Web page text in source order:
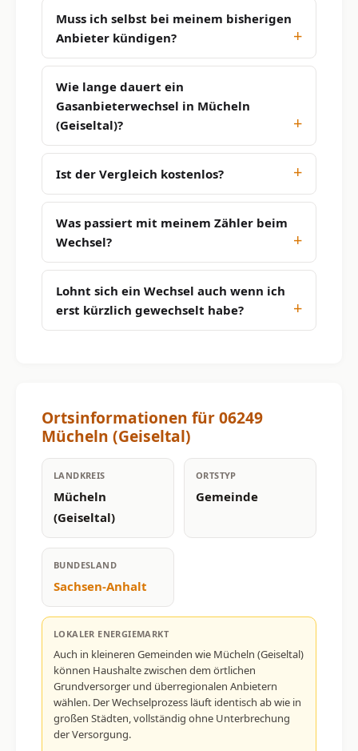
Muss ich selbst bei meinem bisherigen
Anbieter kündigen?
Wie lange dauert ein
Gasanbieterwechsel in Mücheln
(Geiseltal)?
Ist der Vergleich kostenlos?
Was passiert mit meinem Zähler beim
Wechsel?
Lohnt sich ein Wechsel auch wenn ich
erst kürzlich gewechselt habe?
Ortsinformationen für 06249
Mücheln (Geiseltal)
LANDKREIS
Mücheln
(Geiseltal)
ORTSTYP
Gemeinde
BUNDESLAND
Sachsen-Anhalt
LOKALER ENERGIEMARKT
Auch in kleineren Gemeinden wie Mücheln (Geiseltal)
können Haushalte zwischen dem örtlichen
Grundversorger und überregionalen Anbietern
wählen. Der Wechselprozess läuft identisch ab wie in
großen Städten, vollständig ohne Unterbrechung
der Versorgung.